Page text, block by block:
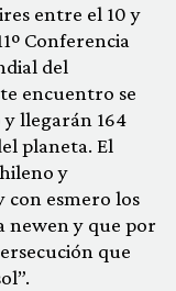
entre el 10 y
Conferencia
del
encuentro se
llegarán 164
planeta. El
y
con esmero los
newen y que por
que